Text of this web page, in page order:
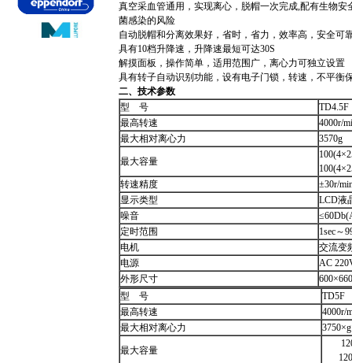
真空采血管通用，实现离心，脱帽一次完成,配有生物
菌感染的风险
自动脱帽和分离效果好，省时，省力，效率高，安全可
具有10档升降速，升降速最短可达30S
解摸面板，操作简单，适用范围广，离心力可独立设置
具有转子自动识别功能，设有电子门锁，转速，不平衡
二、技术参数
型 号
TD4.5F
最高转速
4000r/
最大相对离心力
3570g
最大容量
转速精度
±30r/
显示类型
LCD液
噪音
定时范围
1sec～
电机
交流变
电源
AC
外形尺寸
型 号
TD5F
最高转速
4000r/
最大相对离心力
3750×g
最大容量